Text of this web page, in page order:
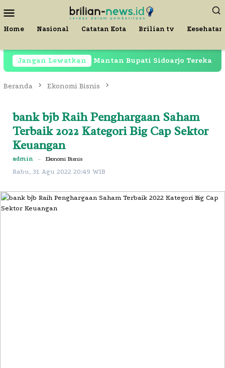
ke
kontenMobile
Home Nasional Catatan Kota Brilian tv Kesehatan
Jangan Lewatkan
Dipenjara, Mantan Bupati Sidoarjo Terekam di
Beranda Ekonomi Bisnis
bank bjb Raih Penghargaan Saham
Terbaik 2022 Kategori Big Cap Sektor
Keuangan
admin – Ekonomi Bisnis
Rabu, 31 Agu 2022 20:49 WIB